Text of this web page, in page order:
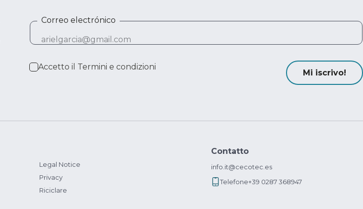
Correo electrónico
Accetto il Termini e condizioni
Mi iscrivo!
Legal Notice
Privacy
Riciclare
Contatto
info.it@cecotec.es
Telefone+39 0287 368947